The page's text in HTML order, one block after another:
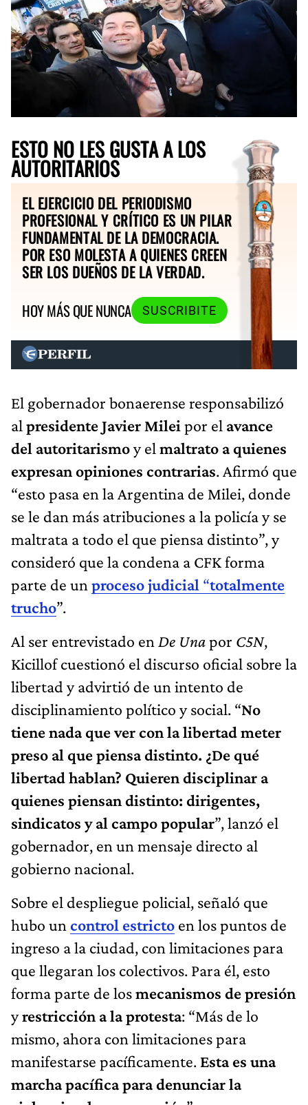
ESTO NO LES GUSTA A LOS
AUTORITARIOS
EL EJERCICIO DEL PERIODISMO
PROFESIONAL Y CRÍTICO ES UN PILAR
FUNDAMENTAL DE LA DEMOCRACIA.
POR ESO MOLESTA A QUIENES CREEN
SER LOS DUEÑOS DE LA VERDAD.
HOY MÁS QUE NUNCA
SUSCRIBITE
El gobernador bonaerense responsabilizó
al presidente Javier Milei por el avance
del autoritarismoy el maltrato a quienes
expresan opiniones contrarias. Afirmó que
“esto pasa en la Argentina de Milei, donde
se le dan más atribuciones a la policía y se
maltrata a todo el que piensa distinto”, y
consideró que la condena a CFK forma
parte de un proceso judicial “totalmente
trucho”.
Al ser entrevistado en De Unapor C5N,
Kicillof cuestionó el discurso oficial sobre la
libertad y advirtió de un intento de
disciplinamiento político y social. “No
tiene nada que ver con la libertad meter
preso al que piensa distinto. ¿De qué
libertad hablan? Quieren disciplinar a
quienes piensan distinto: dirigentes,
sindicatos y al campo popular”, lanzó el
gobernador, en un mensaje directo al
gobierno nacional.
Sobre el despliegue policial, señaló que
hubo un control estricto en los puntos de
ingreso a la ciudad, con limitaciones para
que llegaran los colectivos. Para él, esto
forma parte de losmecanismos de presión
yrestricción a la protesta: “Más de lo
mismo, ahora con limitaciones para
manifestarse pacíficamente. Esta es una
marcha pacífica para denunciar la